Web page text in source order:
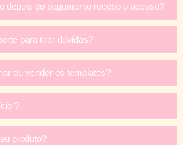
depois do pagamento recebo o acesso?
para tirar dúvidas?
ou vender os templates?
?
produto?